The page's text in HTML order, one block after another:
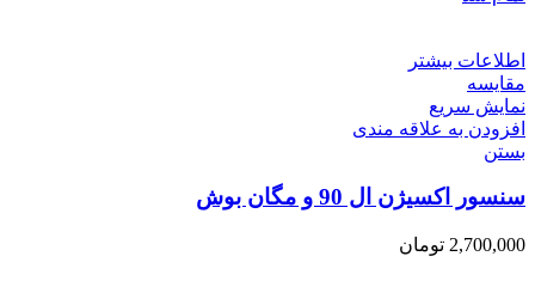
اطلاعات بیشتر
مقایسه
نمایش سریع
افزودن به علاقه مندی
بستن
سنسور اکسیژن ال 90 و مگان بوش
2,700,000 تومان